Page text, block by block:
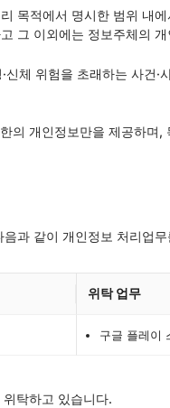
목적에서 명시한 범위 내
그 이외에는 정보주체의
체 위험을 초래하는 사건
의 개인정보만을 제공하며,
과 같이 개인정보 처리업무
위탁 업무
구글 플레이
탁하고 있습니다.